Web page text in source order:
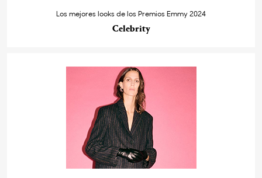
Los mejores looks de los Premios Emmy 2024
Celebrity